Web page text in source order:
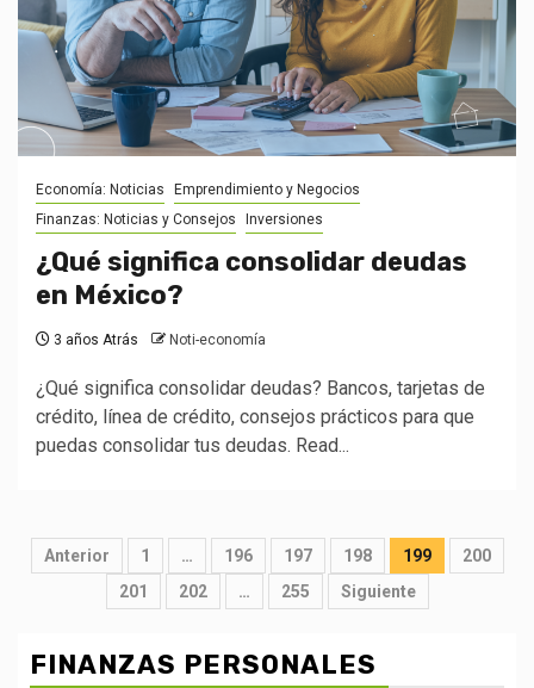
Economía: Noticias
Emprendimiento y Negocios
Finanzas: Noticias y Consejos
Inversiones
¿Qué significa consolidar deudas
en México?
3 años Atrás Noti-economía
¿Qué significa consolidar deudas? Bancos, tarjetas de
crédito, línea de crédito, consejos prácticos para que
puedas consolidar tus deudas. Read...
Posts
pagination
Anterior 1 … 196 197 198 199
200
201
202 … 255 Siguiente
FINANZAS PERSONALES